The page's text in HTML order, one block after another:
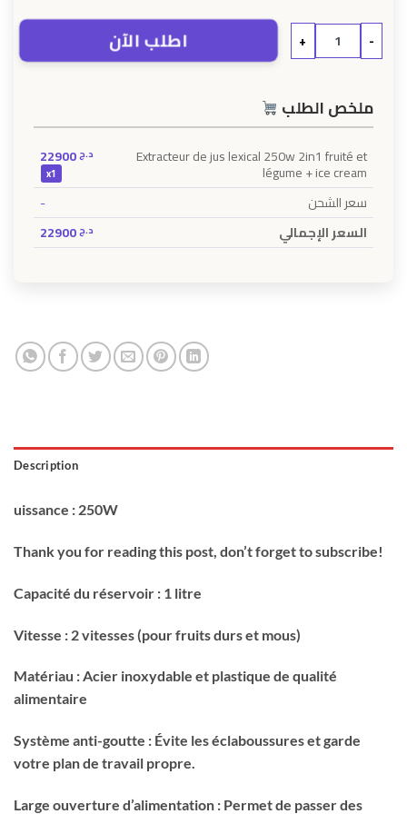
-
+ اطلب الآن
ملخص الطلب
Extracteur de jus lexical 250w 2in1 fruité et
légume + ice cream
د.ج
x1
سعر الشحن
-
السعر الإجمالي
د.ج
Description
uissance : 250W
Thank you for reading this post, don’t forget to subscribe!
Capacité du réservoir : 1 litre
Vitesse : 2 vitesses (pour fruits durs et mous)
Matériau : Acier inoxydable et plastique de qualité
alimentaire
Système anti-goutte : Évite les éclaboussures et garde
votre plan de travail propre.
Large ouverture d’alimentation : Permet de passer des